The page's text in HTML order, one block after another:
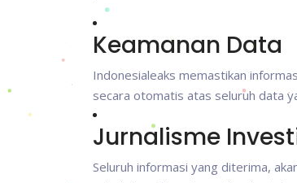
Keamanan Data
Indonesialeaks memastikan
secara otomatis atas seluruh data
Jurnalisme
Seluruh informasi yang diterima,